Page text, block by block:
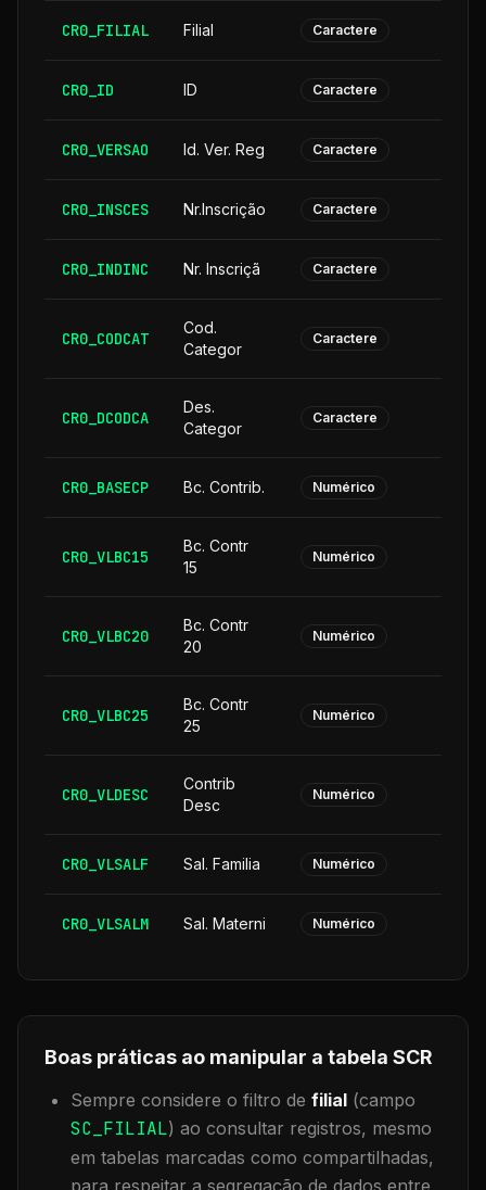
CR0_FILIAL Filial Caractere
CR0_ID ID Caractere
CR0_VERSAO Id. Ver. Reg Caractere
CR0_INSCES Nr.Inscrição Caractere
CR0_INDINC Nr. Inscriçã Caractere
CR0_CODCAT
Cod.
Categor
Caractere
CR0_DCODCA
Des.
Categor
Caractere
CR0_BASECP Bc. Contrib. Numérico
CR0_VLBC15
Bc. Contr
15
Numérico
CR0_VLBC20
Bc. Contr
20
Numérico
CR0_VLBC25
Bc. Contr
25
Numérico
CR0_VLDESC
Contrib
Desc
Numérico
CR0_VLSALF Sal. Familia Numérico
CR0_VLSALM Sal. Materni Numérico
Boas práticas ao manipular a tabela SCR
Sempre considere o filtro de filial (campo
SC_FILIAL) ao consultar registros, mesmo
em tabelas marcadas como compartilhadas,
para respeitar a segregação de dados entre